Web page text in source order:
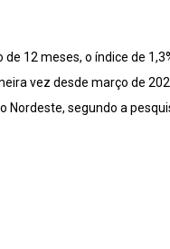
de 12 meses, o índice de
vez desde março de
Nordeste, segundo a